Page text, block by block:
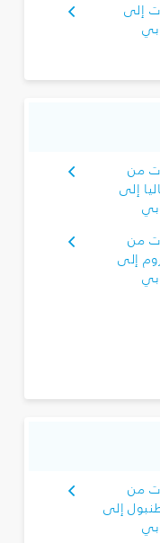
إلى
من
إلى
من
إلى
من
إلى